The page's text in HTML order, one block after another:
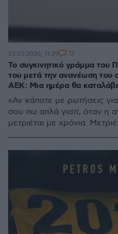
Το συγκινητικό γράμμα του
του μετά την ανανέωση του
ΑΕΚ: Μια ημέρα θα
«Αν κάποτε με ρωτήσεις
σου πω απλά γιατί, όταν η
μετριέται με χρόνια.
23.03.2026, 11:39 12